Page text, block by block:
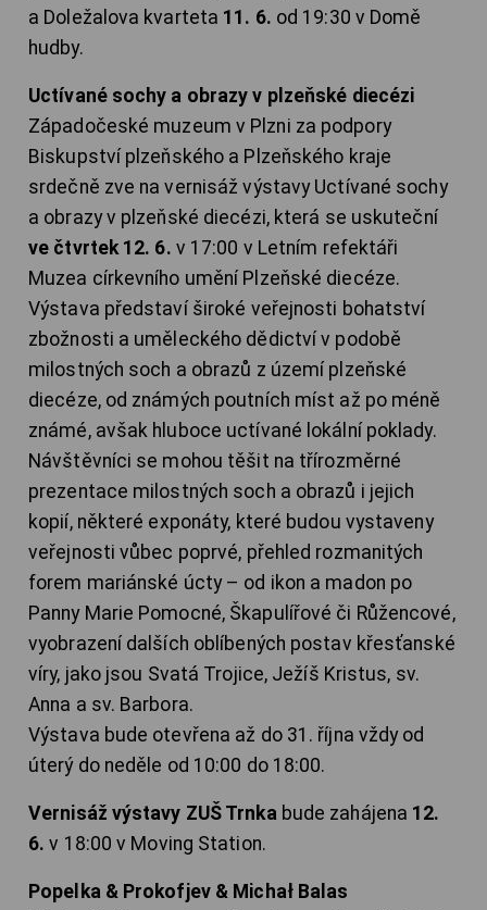
a Doležalova kvarteta 11. 6. od 19:30 v Domě
hudby.
Uctívané sochy a obrazy v plzeňské diecézi
Západočeské muzeum v Plzni za podpory
Biskupství plzeňského a Plzeňského kraje
srdečně zve na vernisáž výstavy Uctívané sochy
a obrazy v plzeňské diecézi, která se uskuteční
ve čtvrtek 12. 6. v 17:00 v Letním refektáři
Muzea církevního umění Plzeňské diecéze.
Výstava představí široké veřejnosti bohatství
zbožnosti a uměleckého dědictví v podobě
milostných soch a obrazů z území plzeňské
diecéze, od známých poutních míst až po méně
známé, avšak hluboce uctívané lokální poklady.
Návštěvníci se mohou těšit na třírozměrné
prezentace milostných soch a obrazů i jejich
kopií, některé exponáty, které budou vystaveny
veřejnosti vůbec poprvé, přehled rozmanitých
forem mariánské úcty – od ikon a madon po
Panny Marie Pomocné, Škapulířové či Růžencové,
vyobrazení dalších oblíbených postav křesťanské
víry, jako jsou Svatá Trojice, Ježíš Kristus, sv.
Anna a sv. Barbora.
Výstava bude otevřena až do 31. října vždy od
úterý do neděle od 10:00 do 18:00.
Vernisáž výstavy ZUŠ Trnkabude zahájena 12.
6. v 18:00 v Moving Station.
Popelka & Prokofjev & Michał Balas